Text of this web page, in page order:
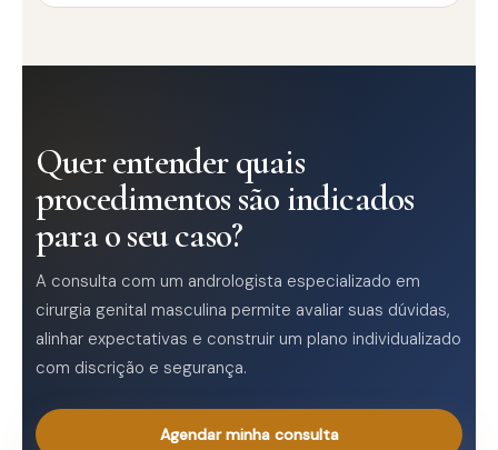
Quer entender quais
procedimentos são indicados
para o seu caso?
A consulta com um andrologista especializado em
cirurgia genital masculina permite avaliar suas dúvidas,
alinhar expectativas e construir um plano individualizado
com discrição e segurança.
Agendar minha consulta